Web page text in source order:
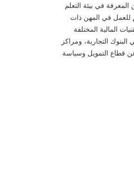
في بيئة التعلم
للعمل في المهن ذات
المالية المختلفة
التجارية، ومراكز
قطاع التمويل وسياسة